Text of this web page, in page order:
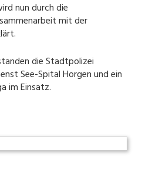
nun durch die
mit der
die Stadtpolizei
See-Spital Horgen und ein
im Einsatz.